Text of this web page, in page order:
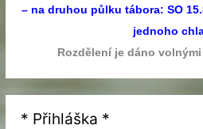
– na druhou půlku tábora: SO
jednoho
Rozdělení je dáno
* Přihláška *